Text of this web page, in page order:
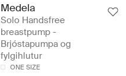
Medela
Solo Handsfree
breastpump -
Brjóstapumpa og
fylgihlutur
ONE SIZE